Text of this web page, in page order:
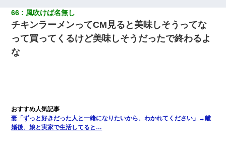
66 風吹けば名無し
チキンラーメンってCM見ると美味しそうってな
って買ってくるけど美味しそうだったで終わるよ
な
妻「ずっと好きだった人と一緒になりたいから、わかれてください」→離
婚後、娘と実家で生活してると…